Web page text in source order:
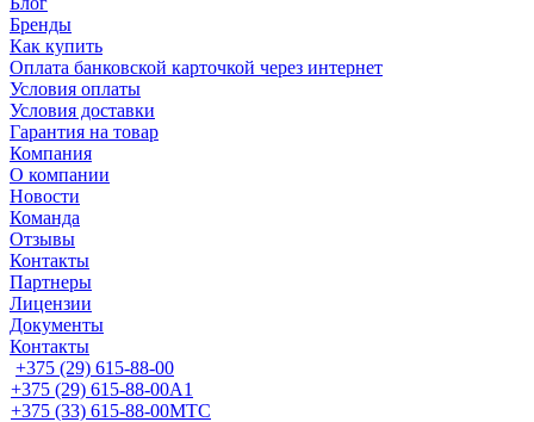
Бренды
Как купить
Оплата банковской карточкой через интернет
Условия оплаты
Условия доставки
Гарантия на товар
Компания
О компании
Новости
Команда
Отзывы
Контакты
Партнеры
Лицензии
Документы
Контакты
+375 (29) 615-88-00
+375 (29) 615-88-00A1
+375 (33) 615-88-00МТС